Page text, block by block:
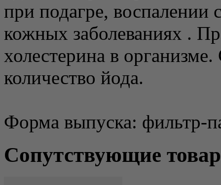
при подагре, воспалении
кожных заболеваниях .
холестерина в
количество йода.
Форма выпуска: фильтр-
Сопутствующие